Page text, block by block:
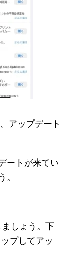
アップデート
ートが来てい
。
しょう。下
プしてアッ